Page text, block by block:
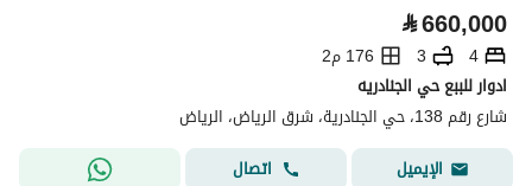
⃁660,000
4
3
176 م2
ادوار للببع حي الجنادريه
شارع رقم 138، حي الجنادرية، شرق الرياض، الرياض
الإيميل
اتصال